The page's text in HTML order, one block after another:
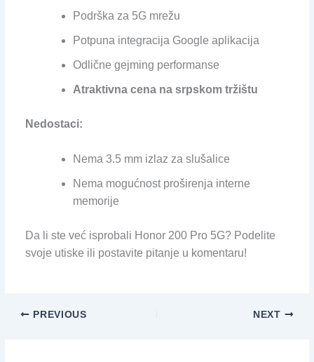
Podrška za 5G mrežu
Potpuna integracija Google aplikacija
Odlične gejming performanse
Atraktivna cena na srpskom tržištu
Nedostaci:
Nema 3.5 mm izlaz za slušalice
Nema mogućnost proširenja interne
memorije
Da li ste već isprobali Honor 200 Pro 5G? Podelite
svoje utiske ili postavite pitanje u komentaru!
PREVIOUS NEXT